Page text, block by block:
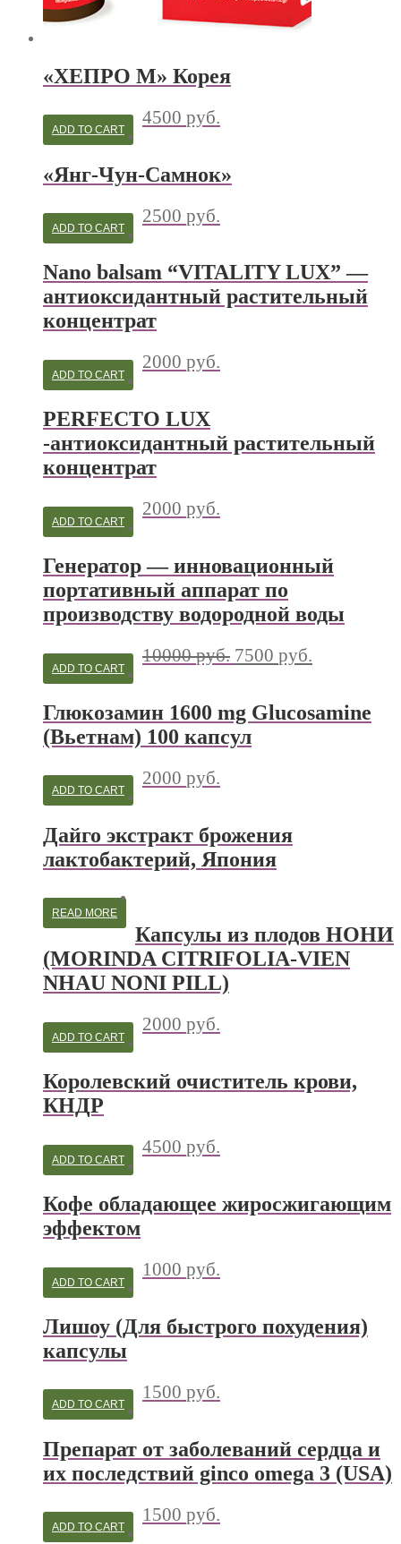
«ХЕПРО М» Корея
4500 руб.
ADD TO CART
«Янг-Чун-Самнок»
2500 руб.
ADD TO CART
Nano balsam “VITALITY LUX” —
антиоксидантный растительный
концентрат
2000 руб.
ADD TO CART
PERFECTO LUX
-антиоксидантный растительный
концентрат
2000 руб.
ADD TO CART
Генератор — инновационный
портативный аппарат по
производству водородной воды
10000руб. 7500 руб.
ADD TO CART
Глюкозамин 1600 mg Glucosamine
(Вьетнам) 100 капсул
2000 руб.
ADD TO CART
Дайго экстракт брожения
лактобактерий, Япония
READ MORE
Капсулы из плодов НОНИ
(MORINDA CITRIFOLIA-VIEN
NHAU NONI PILL)
2000 руб.
ADD TO CART
Королевский очиститель крови,
КНДР
4500 руб.
ADD TO CART
Кофе обладающее жиросжигающим
эффектом
1000 руб.
ADD TO CART
Лишоу (Для быстрого похудения)
капсулы
1500 руб.
ADD TO CART
Препарат от заболеваний сердца и
их последствий ginco omega 3 (USA)
1500 руб.
ADD TO CART